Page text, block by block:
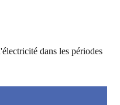
dans les périodes